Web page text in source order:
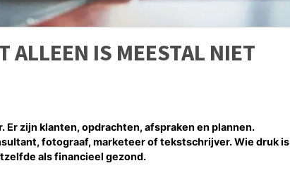
ALLEEN IS MEESTAL NIET
Er zijn klanten, opdrachten, afspraken en plannen.
fotograaf, marketeer of tekstschrijver. Wie druk is
als financieel gezond.